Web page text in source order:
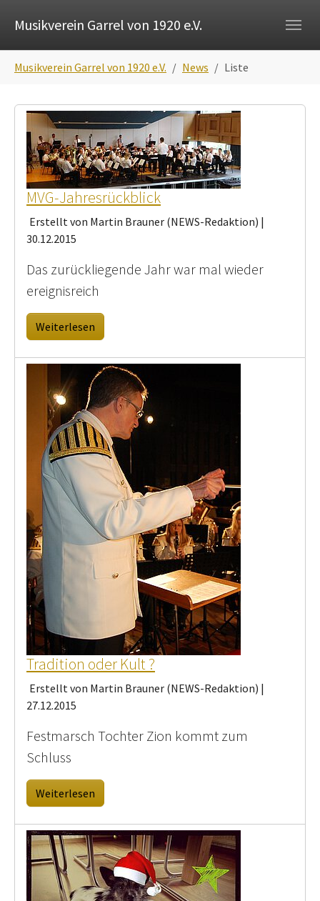
Musikverein Garrel von 1920 e.V.
Musikverein Garrel von 1920 e.V. News Liste
MVG-Jahresrückblick
Erstellt von Martin Brauner (NEWS-Redaktion) |
30.12.2015
Das zurückliegende Jahr war mal wieder
ereignisreich
Weiterlesen
Tradition oder Kult ?
Erstellt von Martin Brauner (NEWS-Redaktion) |
27.12.2015
Festmarsch Tochter Zion kommt zum
Schluss
Weiterlesen